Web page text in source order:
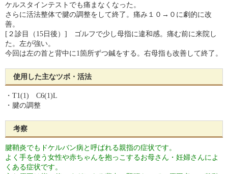
ケルスタインテストでも痛まなくなった。
さらに活法整体で腱の調整をして終了。痛み１０→０に劇的に改
善。
[２診目（15日後）] ゴルフで少し母指に違和感。痛む前に来院し
た。左が強い。
今回は左の首と背中に1箇所ずつ鍼をする。右母指も改善して終了。
使用した主なツボ・活法
・T1(1) C6(1)L
・腱の調整
考察
腱鞘炎でもドケルバン病と呼ばれる親指の症状です。
よく手を使う女性や赤ちゃんを抱っこするお母さん・妊婦さんによ
くある症状です。